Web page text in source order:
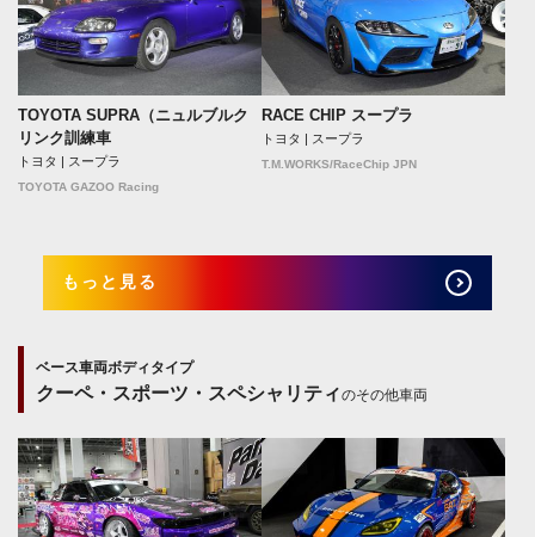
TOYOTA SUPRA（ニュルブルク
リンク訓練車
トヨタ | スープラ
TOYOTA GAZOO Racing
RACE CHIP スープラ
トヨタ | スープラ
T.M.WORKS/RaceChip JPN
もっと見る
ベース車両ボディタイプ
クーペ・スポーツ・スペシャリティのその他車両